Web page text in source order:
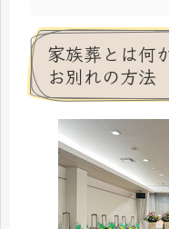
家族葬とは何
お別れの方法